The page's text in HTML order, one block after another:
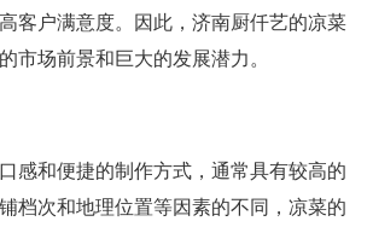
客户满意度。因此，济南厨仟艺的凉菜
市场前景和巨大的发展潜力。
感和便捷的制作方式，通常具有较高的
档次和地理位置等因素的不同，凉菜的